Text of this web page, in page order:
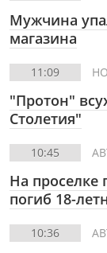
Мужчина
магазина
11:09
"Протон"
Столетия"
10:45
На проселке
погиб 18-
10:36